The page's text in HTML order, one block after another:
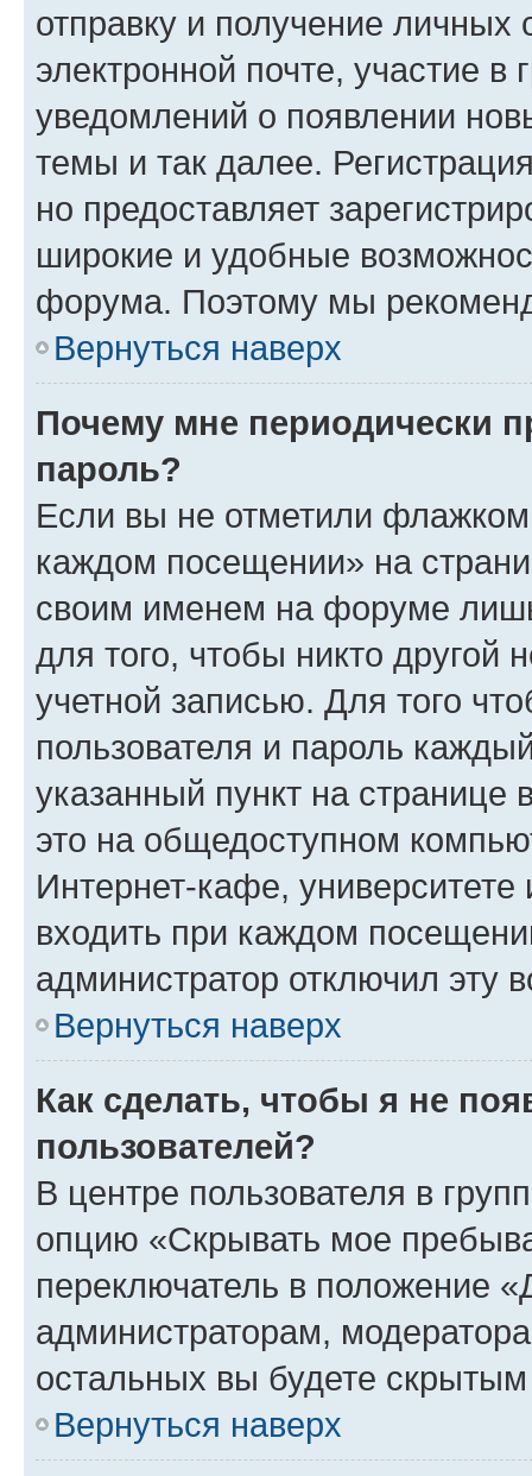
отправку и получение
электронной почте, участие в
уведомлений о появлении
темы и так далее.
но предоставляет
широкие и удобные
форума. Поэтому мы
Вернуться наверх
Почему мне периодически
пароль?
Если вы не отметили флажком
каждом посещении» на
своим именем на форуме
для того, чтобы никто другой
учетной записью. Для того
пользователя и пароль
указанный пункт на
это на общедоступном
Интернет-кафе, университете
входить при каждом
администратор отключил эту
Вернуться наверх
Как сделать, чтобы я не
пользователей?
В центре пользователя в
опцию «Скрывать мое
переключатель в положение
администраторам,
остальных вы будете
Вернуться наверх